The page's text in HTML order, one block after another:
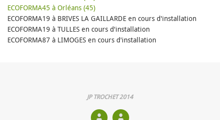
ECOFORMA45 à Orléans (45)
ECOFORMA19 à BRIVES LA GAILLARDE en cours d'installation
ECOFORMA19 à TULLES en cours d'installation
ECOFORMA87 à LIMOGES en cours d'installation
JP TROCHET 2014